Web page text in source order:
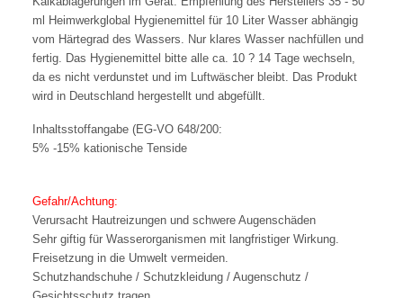
ml Heimwerkglobal Hygienemittel für 10 Liter Wasser abhängig
vom Härtegrad des Wassers. Nur klares Wasser nachfüllen und
fertig. Das Hygienemittel bitte alle ca. 10 ? 14 Tage wechseln,
da es nicht verdunstet und im Luftwäscher bleibt. Das Produkt
wird in Deutschland hergestellt und abgefüllt.
Inhaltsstoffangabe (EG-VO 648/200:
5% -15% kationische Tenside
Gefahr/Achtung:
Verursacht Hautreizungen und schwere Augenschäden
Sehr giftig für Wasserorganismen mit langfristiger Wirkung.
Freisetzung in die Umwelt vermeiden.
Schutzhandschuhe / Schutzkleidung / Augenschutz /